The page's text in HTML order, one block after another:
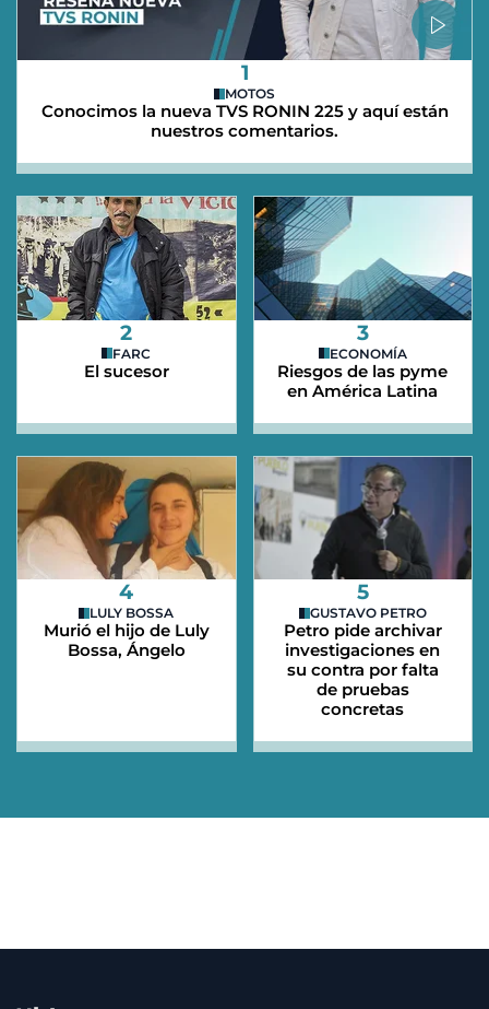
1
MOTOS
Conocimos la nueva TVS RONIN 225 y aquí están
nuestros comentarios.
2
FARC
El sucesor
3
ECONOMÍA
Riesgos de las pyme
en América Latina
4
LULY BOSSA
Murió el hijo de Luly
Bossa, Ángelo
5
GUSTAVO PETRO
Petro pide archivar
investigaciones en
su contra por falta
de pruebas
concretas